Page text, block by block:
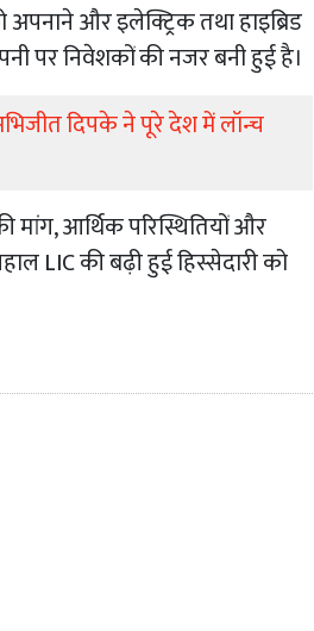
और इलेक्ट्रिक तथा हाइब्रिड
पर निवेशकों की नजर बनी हुई है।
दिपके ने पूरे देश में लॉन्च
मांग, आर्थिक परिस्थितियों और
LIC की बढ़ी हुई हिस्सेदारी को